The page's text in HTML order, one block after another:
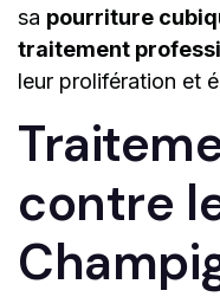
sa pourriture
traitement
leur prolifération et
contre